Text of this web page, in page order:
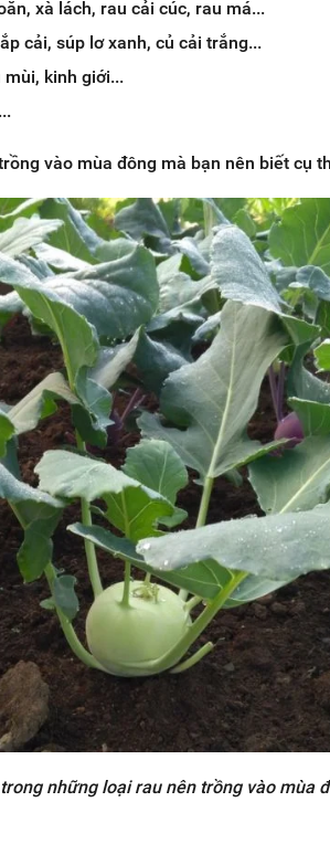
xà lách, rau cải cúc, rau má...
cải, súp lơ xanh, củ cải trắng...
mùi, kinh giới...
vào mùa đông mà bạn nên biết cụ
những loại rau nên trồng vào mùa